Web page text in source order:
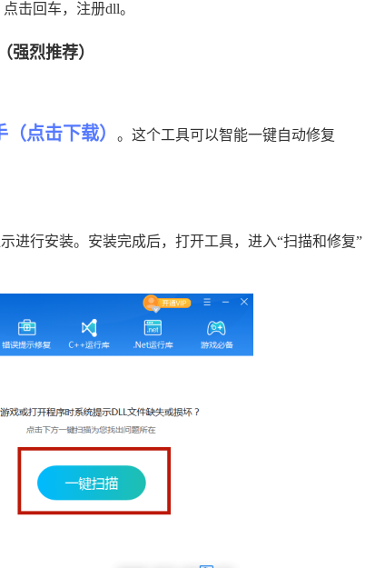
击回车，注册dll。
强烈推荐）
点击下载）
。这个工具可以智能一键自动修复
进行安装。安装完成后，打开工具，进入“扫描和修复”